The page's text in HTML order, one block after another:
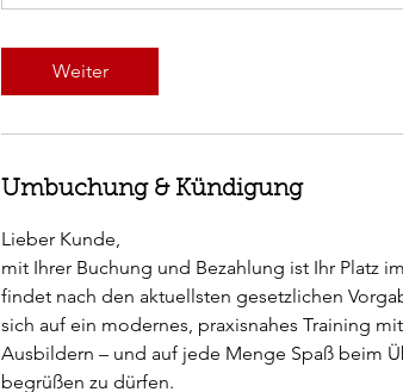
Weiter
Umbuchung & Kündigung
Lieber Kunde,
mit Ihrer Buchung und Bezahlung ist Ihr Platz
findet nach den aktuellsten gesetzlichen
sich auf ein modernes, praxisnahes Training
Ausbildern – und auf jede Menge Spaß beim